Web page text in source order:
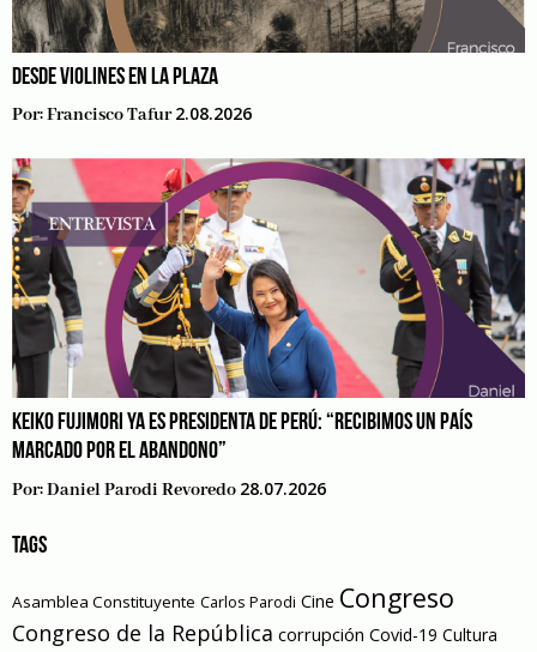
DESDE VIOLINES EN LA PLAZA
Por:Francisco Tafur 2.08.2026
KEIKO FUJIMORI YA ES PRESIDENTA DE PERÚ: “RECIBIMOS UN PAÍS
MARCADO POR EL ABANDONO”
Por:Daniel Parodi Revoredo 28.07.2026
TAGS
Asamblea Constituyente Carlos Parodi Cine Congreso
Congreso de la República corrupción Covid-19 Cultura